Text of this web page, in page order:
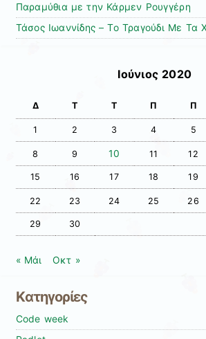
Παραμύθια με την Κάρμεν Ρουγγέρη
Τάσος Ιωαννίδης – To Τραγούδι Με Τα
Ιούνιος 2020
Δ Τ Τ Π Π
1 2 3 4 5
8 9 10 11 12
15 16 17 18 19
22 23 24 25 26
29 30
« Μάι Οκτ »
Kατηγορίες
Code week